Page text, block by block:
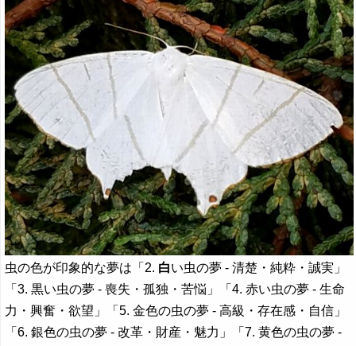
虫の色が印象的な夢は「2. 白い虫の夢 - 清楚・純粋・誠実」
「3. 黒い虫の夢 - 喪失・孤独・苦悩」「4. 赤い虫の夢 - 生命
力・興奮・欲望」「5. 金色の虫の夢 - 高級・存在感・自信」
「6. 銀色の虫の夢 - 改革・財産・魅力」「7. 黄色の虫の夢 -